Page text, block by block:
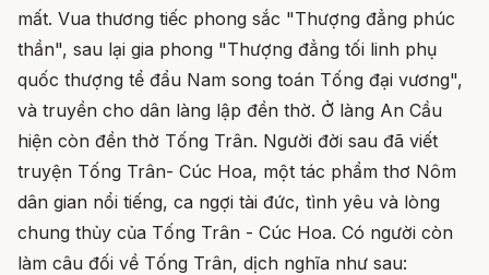
mất. Vua thương tiếc phong sắc "Thượng đẳng phúc
thần", sau lại gia phong "Thượng đẳng tối linh phụ
quốc thượng tể đẩu Nam song toán Tống đại vương",
và truyền cho dân làng lập đền thờ. Ở làng An Cầu
hiện còn đền thờ Tống Trân. Người đời sau đã viết
truyện Tống Trân- Cúc Hoa, một tác phẩm thơ Nôm
dân gian nổi tiếng, ca ngợi tài đức, tình yêu và lòng
chung thủy của Tống Trân - Cúc Hoa. Có người còn
làm câu đối về Tống Trân, dịch nghĩa như sau: